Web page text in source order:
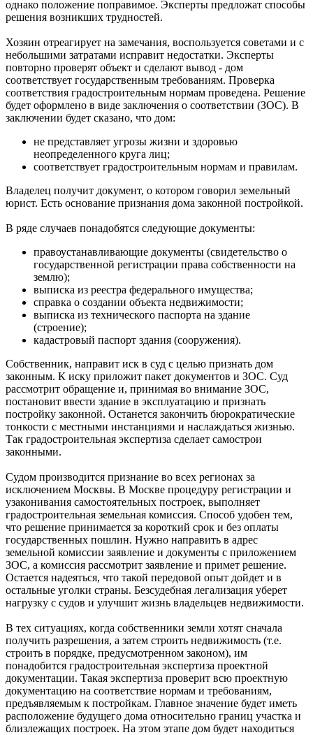
однако положение поправимое. Эксперты предложат способы
решения возникших трудностей.
Хозяин отреагирует на замечания, воспользуется советами и с
небольшими затратами исправит недостатки. Эксперты
повторно проверят объект и сделают вывод - дом
соответствует государственным требованиям. Проверка
соответствия градостроительным нормам проведена. Решение
будет оформлено в виде заключения о соответствии (ЗОС). В
заключении будет сказано, что дом:
не представляет угрозы жизни и здоровью
неопределенного круга лиц;
соответствует градостроительным нормам и правилам.
Владелец получит документ, о котором говорил земельный
юрист. Есть основание признания дома законной постройкой.
В ряде случаев понадобятся следующие документы:
правоустанавливающие документы (свидетельство о
государственной регистрации права собственности на
землю);
выписка из реестра федерального имущества;
справка о создании объекта недвижимости;
выписка из технического паспорта на здание
(строение);
кадастровый паспорт здания (сооружения).
Собственник, направит иск в суд с целью признать дом
законным. К иску приложит пакет документов и ЗОС. Суд
рассмотрит обращение и, принимая во внимание ЗОС,
постановит ввести здание в эксплуатацию и признать
постройку законной. Останется закончить бюрократические
тонкости с местными инстанциями и наслаждаться жизнью.
Так градостроительная экспертиза сделает самострои
законными.
Судом производится признание во всех регионах за
исключением Москвы. В Москве процедуру регистрации и
узаконивания самостоятельных построек, выполняет
градостроительная земельная комиссия. Способ удобен тем,
что решение принимается за короткий срок и без оплаты
государственных пошлин. Нужно направить в адрес
земельной комиссии заявление и документы с приложением
ЗОС, а комиссия рассмотрит заявление и примет решение.
Остается надеяться, что такой передовой опыт дойдет и в
остальные уголки страны. Безсудебная легализация уберет
нагрузку с судов и улучшит жизнь владельцев недвижимости.
В тех ситуациях, когда собственники земли хотят сначала
получить разрешения, а затем строить недвижимость (т.е.
строить в порядке, предусмотренном законом), им
понадобится градостроительная экспертиза проектной
документации. Такая экспертиза проверит всю проектную
документацию на соответствие нормам и требованиям,
предъявляемым к постройкам. Главное значение будет иметь
расположение будущего дома относительно границ участка и
близлежащих построек. На этом этапе дом будет находиться